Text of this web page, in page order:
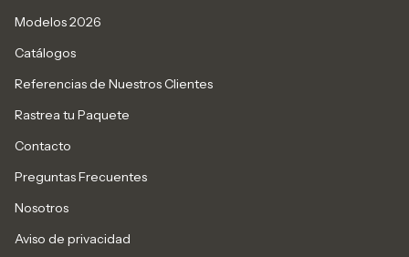
Modelos 2026
Catálogos
Referencias de Nuestros Clientes
Rastrea tu Paquete
Contacto
Preguntas Frecuentes
Nosotros
Aviso de privacidad